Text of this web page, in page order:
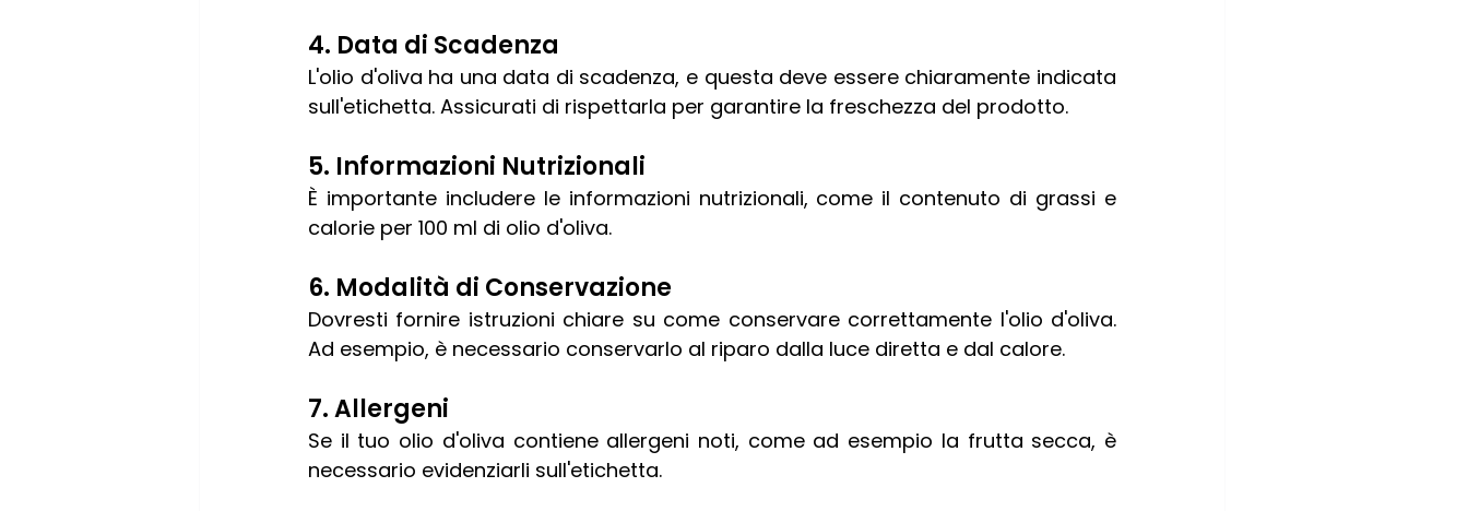
4. Data di Scadenza
L'olio d'oliva ha una data di scadenza, e questa deve essere chiaramente indicata
sull'etichetta. Assicurati di rispettarla per garantire la freschezza del prodotto.
5. Informazioni Nutrizionali
È importante includere le informazioni nutrizionali, come il contenuto di grassi e
calorie per 100 ml di olio d'oliva.
6. Modalità di Conservazione
Dovresti fornire istruzioni chiare su come conservare correttamente l'olio d'oliva.
Ad esempio, è necessario conservarlo al riparo dalla luce diretta e dal calore.
7. Allergeni
Se il tuo olio d'oliva contiene allergeni noti, come ad esempio la frutta secca, è
necessario evidenziarli sull'etichetta.